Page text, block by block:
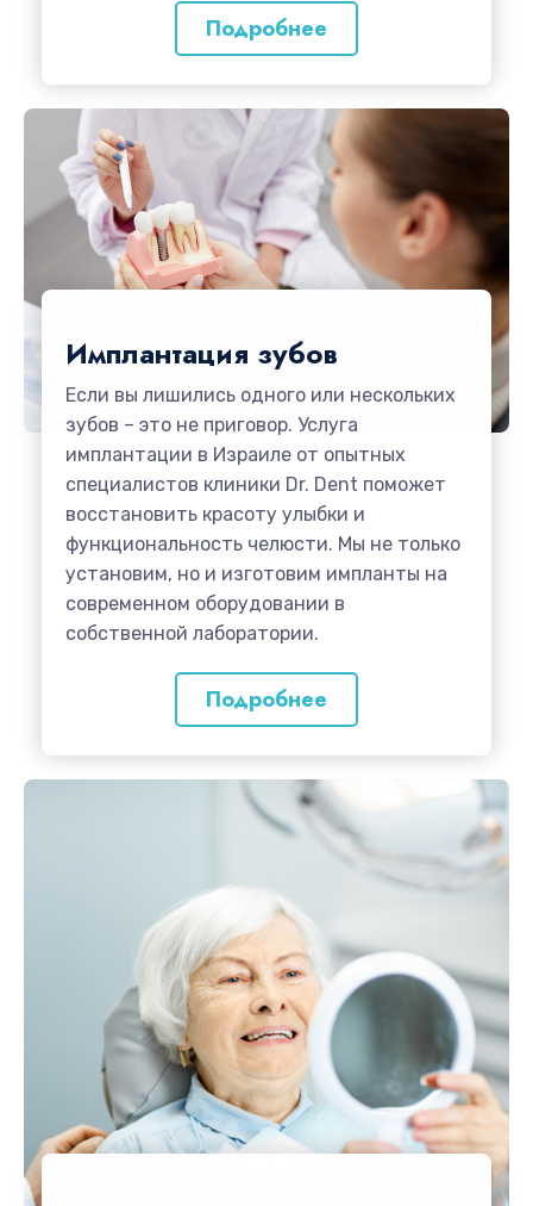
Подробнее
Имплантация зубов
Если вы лишились одного или нескольких
зубов – это не приговор. Услуга
имплантации в Израиле от опытных
специалистов клиники Dr. Dent поможет
восстановить красоту улыбки и
функциональность челюсти. Мы не только
установим, но и изготовим импланты на
современном оборудовании в
собственной лаборатории.
Подробнее